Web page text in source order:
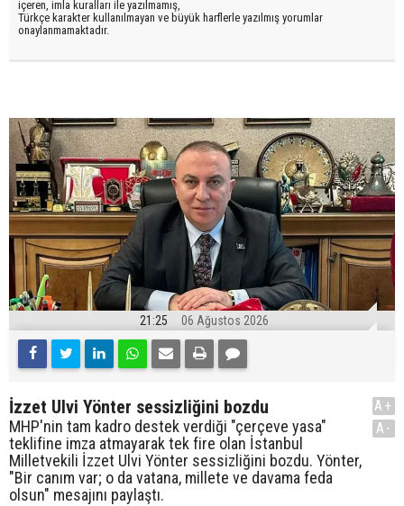
içeren, imla kuralları ile yazılmamış,
Türkçe karakter kullanılmayan ve büyük harflerle yazılmış yorumlar
onaylanmamaktadır.
21:25 06 Ağustos 2026
İzzet Ulvi Yönter sessizliğini bozdu
MHP'nin tam kadro destek verdiği "çerçeve yasa"
teklifine imza atmayarak tek fire olan İstanbul
Milletvekili İzzet Ulvi Yönter sessizliğini bozdu. Yönter,
"Bir canım var; o da vatana, millete ve davama feda
olsun" mesajını paylaştı.
A+
A-